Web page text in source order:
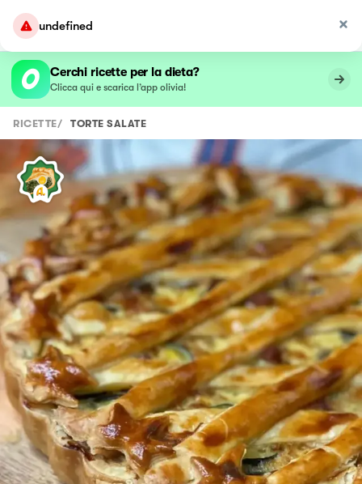
undefined
Cerchi ricette per la dieta?
Clicca qui e scarica l’app olivia!
RICETTE/ TORTE SALATE